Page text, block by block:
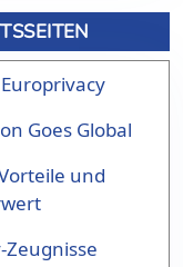
Goes Global
und
Zeugnisse